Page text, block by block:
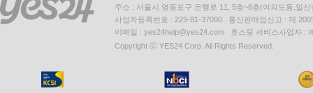
주소 : 서울시 영등포구 은행로 11, 5층~6층(여의도동,일신
사업자등록번호 : 229-81-37000 통신판매업신고 : 제
이메일 : yes24help@yes24.com 호스팅 서비스사업자 :
Copyright ⓒ YES24 Corp. All Rights Reserved.